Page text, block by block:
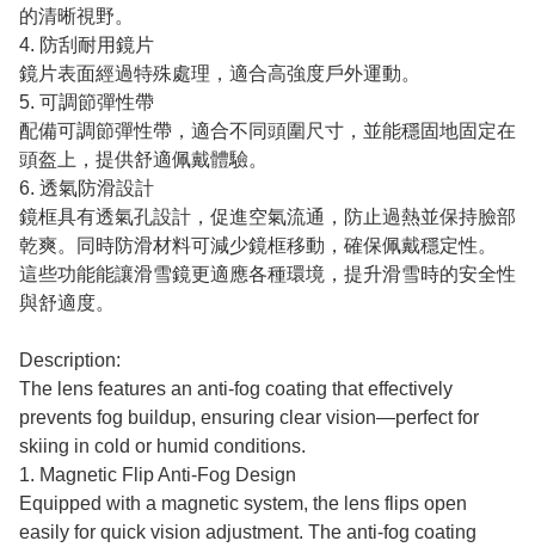
的清晰視野。
4. 防刮耐用鏡片
鏡片表面經過特殊處理，適合高強度戶外運動。
5. 可調節彈性帶
配備可調節彈性帶，適合不同頭圍尺寸，並能穩固地固定在
頭盔上，提供舒適佩戴體驗。
6. 透氣防滑設計
鏡框具有透氣孔設計，促進空氣流通，防止過熱並保持臉部
乾爽。同時防滑材料可減少鏡框移動，確保佩戴穩定性。
這些功能能讓滑雪鏡更適應各種環境，提升滑雪時的安全性
與舒適度。
Description:
The lens features an anti-fog coating that effectively
prevents fog buildup, ensuring clear vision—perfect for
skiing in cold or humid conditions.
1. Magnetic Flip Anti-Fog Design
Equipped with a magnetic system, the lens flips open
easily for quick vision adjustment. The anti-fog coating